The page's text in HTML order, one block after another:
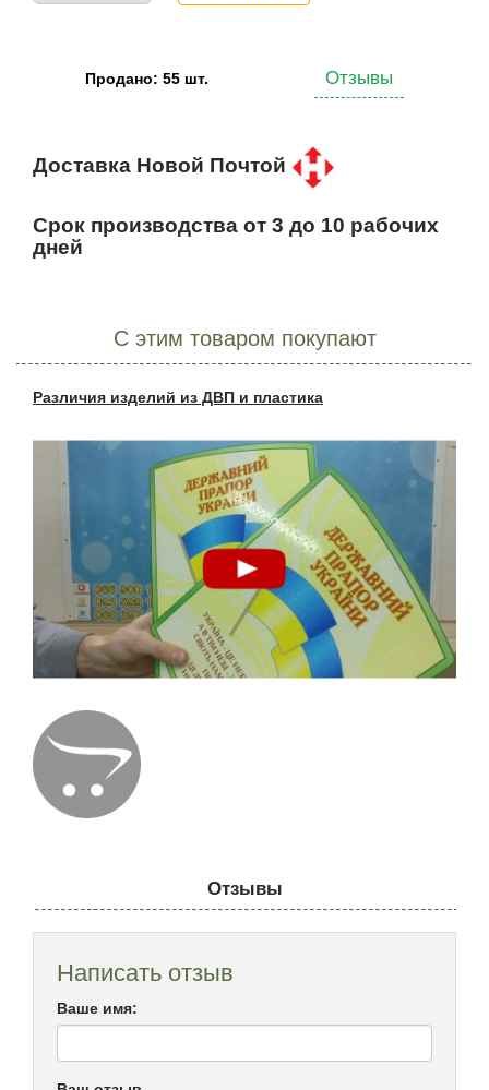
Продано: 55 шт. Отзывы
Доставка Новой Почтой
Срок производства от 3 до 10 рабочих
дней
С этим товаром покупают
Различия изделий из ДВП и пластика
Отзывы
Написать отзыв
Ваше имя: